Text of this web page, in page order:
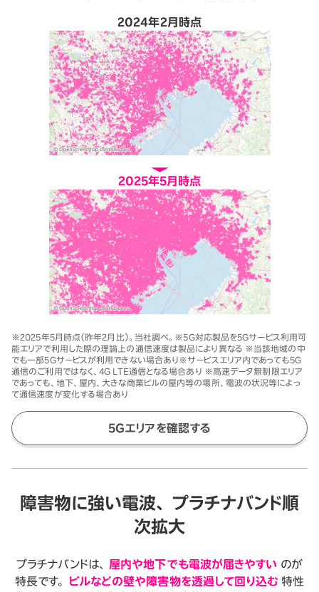
2024年2月時点
2025年5月時点
※2025年5月時点（昨年2月比）。当社調べ。※5G対応製品を5Gサービス利用可
能エリアで利用した際の理論上の通信速度は製品により異なる ※当該地域の中
でも一部5Gサービスが利用できない場合あり※サービスエリア内であっても5G
通信のご利用ではなく、4G LTE通信となる場合あり ※高速データ無制限エリア
であっても、地下、屋内、大きな商業ビルの屋内等の場所、電波の状況等によっ
て通信速度が変化する場合あり
5Gエリアを確認する
障害物に強い電波、 プラチナバンド順
次拡大
プラチナバンドは、 屋内や地下でも電波が届きやすい のが
特長です。
ビルなどの壁や障害物を透過して回り込む 特性